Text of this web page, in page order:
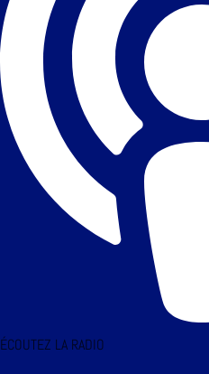
ÉCOUTEZ LA RADIO